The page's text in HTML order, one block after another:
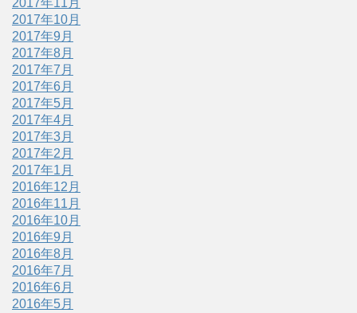
2017年11月
2017年10月
2017年9月
2017年8月
2017年7月
2017年6月
2017年5月
2017年4月
2017年3月
2017年2月
2017年1月
2016年12月
2016年11月
2016年10月
2016年9月
2016年8月
2016年7月
2016年6月
2016年5月